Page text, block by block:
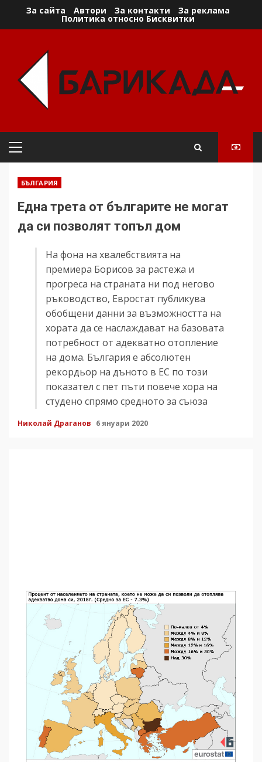
За сайта Автори За контакти За реклама
Политика относно Бисквитки
Primary
БЪЛГАРИЯ
Една трета от българите не могат
да си позволят топъл дом
На фона на хвалебствията на
премиера Борисов за растежа и
прогреса на страната ни под негово
ръководство, Евростат публикува
обобщени данни за възможността на
хората да се наслаждават на базовата
потребност от адекватно отопление
на дома. България е абсолютен
рекордьор на дъното в ЕС по този
показател с пет пъти повече хора на
студено спрямо средното за съюза
Николай Драганов 6 януари 2020